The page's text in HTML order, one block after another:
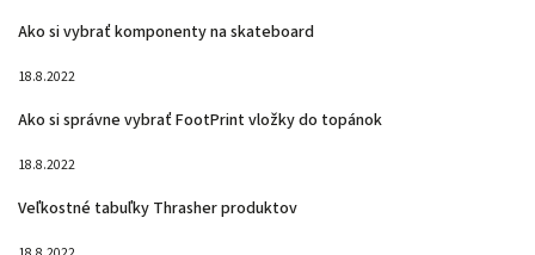
Ako si vybrať komponenty na skateboard
18.8.2022
Ako si správne vybrať FootPrint vložky do topánok
18.8.2022
Veľkostné tabuľky Thrasher produktov